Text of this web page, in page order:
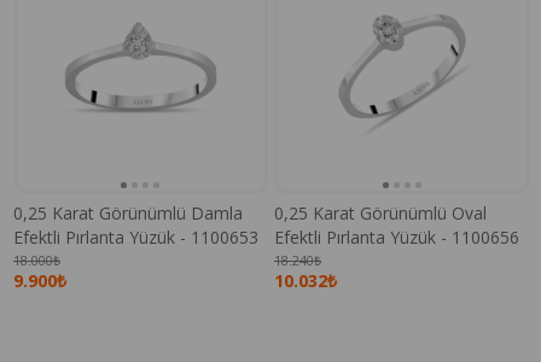
0,25 Karat Görünümlü Damla
Efektli Pırlanta Yüzük - 1100653
9.900₺
18.000₺
0,25 Karat Görünümlü Oval
Efektli Pırlanta Yüzük - 1100656
10.032₺
18.240₺